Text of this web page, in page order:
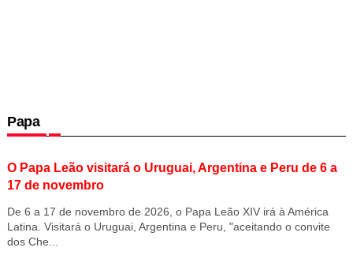
Papa
O Papa Leão visitará o Uruguai, Argentina e Peru de 6 a
17 de novembro
De 6 a 17 de novembro de 2026, o Papa Leão XIV irá à América
Latina. Visitará o Uruguai, Argentina e Peru, "aceitando o convite
dos Che...